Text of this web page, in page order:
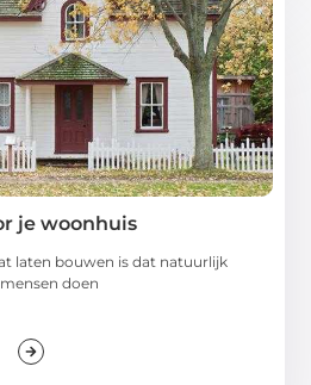
je woonhuis
laten bouwen is dat natuurlijk
doen